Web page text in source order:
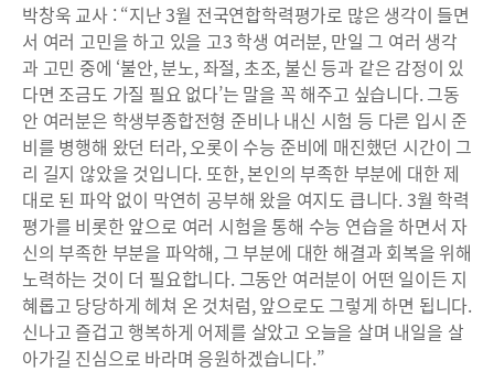
박창욱 교사 : “지난 3월 전국연합학력평가로 많은 생각이 들면
서 여러 고민을 하고 있을 고3 학생 여러분, 만일 그 여러 생각
과 고민 중에 ‘불안, 분노, 좌절, 초조, 불신 등과 같은 감정이 있
다면 조금도 가질 필요 없다’는 말을 꼭 해주고 싶습니다. 그동
안 여러분은 학생부종합전형 준비나 내신 시험 등 다른 입시 준
비를 병행해 왔던 터라, 오롯이 수능 준비에 매진했던 시간이 그
리 길지 않았을 것입니다. 또한, 본인의 부족한 부분에 대한 제
대로 된 파악 없이 막연히 공부해 왔을 여지도 큽니다. 3월 학력
평가를 비롯한 앞으로 여러 시험을 통해 수능 연습을 하면서 자
신의 부족한 부분을 파악해, 그 부분에 대한 해결과 회복을 위해
노력하는 것이 더 필요합니다. 그동안 여러분이 어떤 일이든 지
혜롭고 당당하게 헤쳐 온 것처럼, 앞으로도 그렇게 하면 됩니다.
신나고 즐겁고 행복하게 어제를 살았고 오늘을 살며 내일을 살
아가길 진심으로 바라며 응원하겠습니다.”